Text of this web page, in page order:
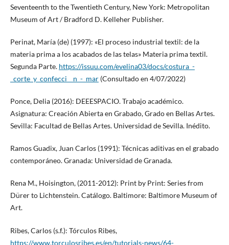
Seventeenth to the Twentieth Century, New York: Metropolitan
Museum of Art / Bradford D. Kelleher Publisher.
Perinat, María (de) (1997): «El proceso industrial textil: de la
materia prima a los acabados de las telas» Materia prima textil.
Segunda Parte. https://issuu.com/evelina03/docs/costura_-
_corte_y_confecci__n_-_mar(Consultado en 4/07/2022)
Ponce, Delia (2016): DEEESPACIO. Trabajo académico.
Asignatura: Creación Abierta en Grabado, Grado en Bellas Artes.
Sevilla: Facultad de Bellas Artes. Universidad de Sevilla. Inédito.
Ramos Guadix, Juan Carlos (1991): Técnicas aditivas en el grabado
contemporáneo. Granada: Universidad de Granada.
Rena M., Hoisington, (2011-2012): Print by Print: Series from
Dürer to Lichtenstein. Catálogo. Baltimore: Baltimore Museum of
Art.
Ribes, Carlos (s.f.): Tórculos Ribes,
https://www.torculosribes.es/en/tutorials-news/64-